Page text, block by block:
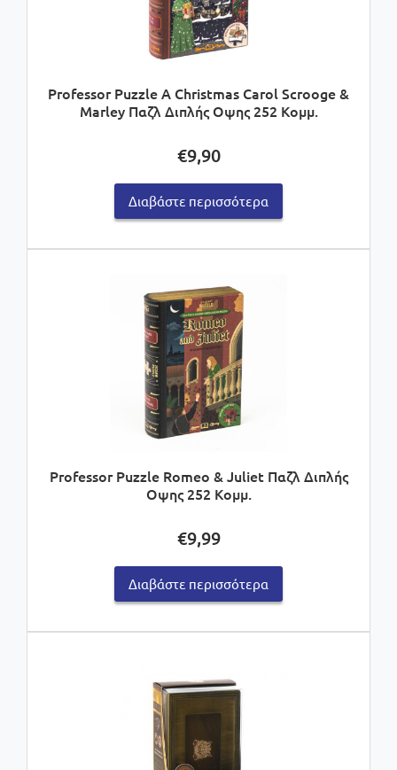
Professor Puzzle A Christmas Carol Scrooge &
Marley Παζλ Διπλής Οψης 252 Κομμ.
€9,90
Διαβάστε περισσότερα
Professor Puzzle Romeo & Juliet Παζλ Διπλής
Οψης 252 Κομμ.
€9,99
Διαβάστε περισσότερα